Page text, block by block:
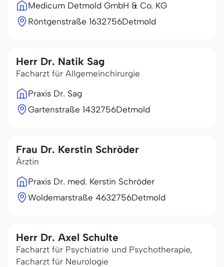
Medicum Detmold GmbH & Co. KG
Röntgenstraße 1632756Detmold
Herr Dr. Natik Sag
Facharzt für Allgemeinchirurgie
Praxis Dr. Sag
Gartenstraße 1432756Detmold
Frau Dr. Kerstin Schröder
Ärztin
Praxis Dr. med. Kerstin Schröder
Woldemarstraße 4632756Detmold
Herr Dr. Axel Schulte
Facharzt für Psychiatrie und Psychotherapie,
Facharzt für Neurologie